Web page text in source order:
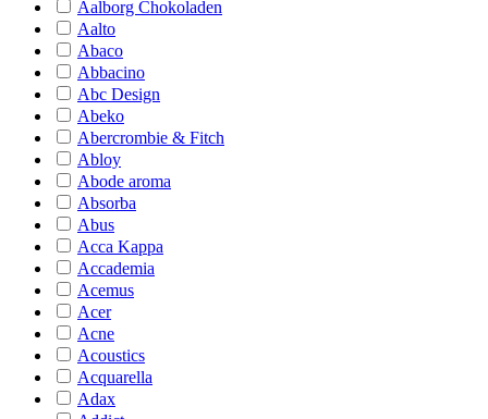
Aalborg Chokoladen
Aalto
Abaco
Abbacino
Abc Design
Abeko
Abercrombie & Fitch
Abloy
Abode aroma
Absorba
Abus
Acca Kappa
Accademia
Acemus
Acer
Acne
Acoustics
Acquarella
Adax